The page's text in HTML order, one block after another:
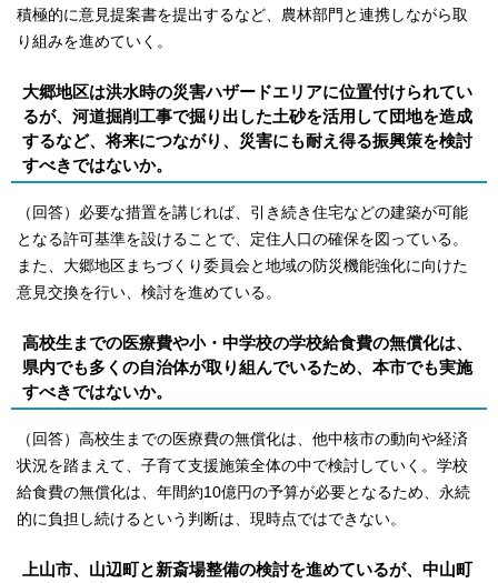
積極的に意見提案書を提出するなど、農林部門と連携しながら取
り組みを進めていく。
大郷地区は洪水時の災害ハザードエリアに位置付けられてい
るが、河道掘削工事で掘り出した土砂を活用して団地を造成
するなど、将来につながり、災害にも耐え得る振興策を検討
すべきではないか。
（回答）必要な措置を講じれば、引き続き住宅などの建築が可能
となる許可基準を設けることで、定住人口の確保を図っている。
また、大郷地区まちづくり委員会と地域の防災機能強化に向けた
意見交換を行い、検討を進めている。
高校生までの医療費や小・中学校の学校給食費の無償化は、
県内でも多くの自治体が取り組んでいるため、本市でも実施
すべきではないか。
（回答）高校生までの医療費の無償化は、他中核市の動向や経済
状況を踏まえて、子育て支援施策全体の中で検討していく。学校
給食費の無償化は、年間約10億円の予算が必要となるため、永続
的に負担し続けるという判断は、現時点ではできない。
上山市、山辺町と新斎場整備の検討を進めているが、中山町